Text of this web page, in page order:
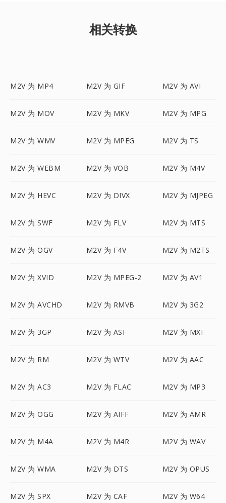
相关转换
M2V 为 MP4 M2V 为 GIF M2V 为 AVI
M2V 为 MOV M2V 为 MKV M2V 为 MPG
M2V 为 WMV M2V 为 MPEG M2V 为 TS
M2V 为 WEBM M2V 为 VOB M2V 为 M4V
M2V 为 HEVC M2V 为 DIVX M2V 为 MJPEG
M2V 为 SWF M2V 为 FLV M2V 为 MTS
M2V 为 OGV M2V 为 F4V M2V 为 M2TS
M2V 为 XVID M2V 为 MPEG-2 M2V 为 AV1
M2V 为 AVCHD M2V 为 RMVB M2V 为 3G2
M2V 为 3GP M2V 为 ASF M2V 为 MXF
M2V 为 RM M2V 为 WTV M2V 为 AAC
M2V 为 AC3 M2V 为 FLAC M2V 为 MP3
M2V 为 OGG M2V 为 AIFF M2V 为 AMR
M2V 为 M4A M2V 为 M4R M2V 为 WAV
M2V 为 WMA M2V 为 DTS M2V 为 OPUS
M2V 为 SPX M2V 为 CAF M2V 为 W64